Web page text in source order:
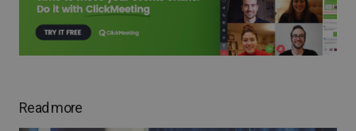
Read more